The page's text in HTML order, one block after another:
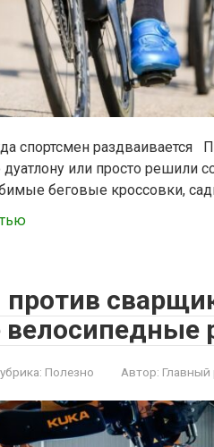
спортсмен раздваивается
или просто решили
беговые кроссовки,
велосипедные
Полезно Автор: Главный